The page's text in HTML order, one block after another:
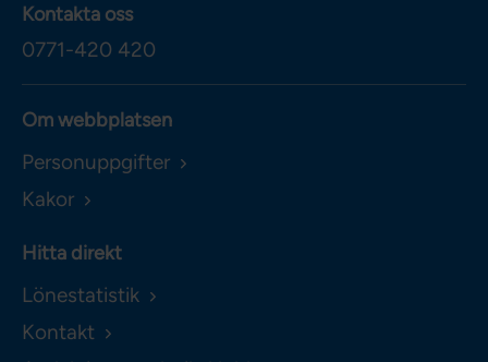
Kontakta oss
0771-420 420
Om webbplatsen
Personuppgifter
Kakor
Hitta direkt
Lönestatistik
Kontakt